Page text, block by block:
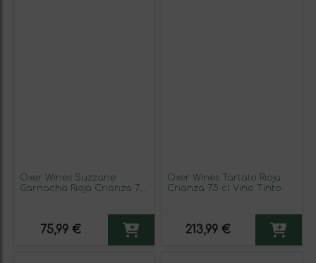
Oxer Wines Suzzane
Garnacha Rioja Crianza 75
75,99 €
Oxer Wines Tartalo Rioja
Crianza 75 cl Vino Tinto
213,99 €